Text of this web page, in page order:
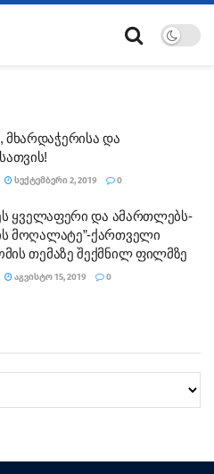
და
ᲡᲔᲥᲢᲔᲛᲑᲔᲠᲘ 2, 2019 0
ეს ყველაფერი და ამართლებს-
მოღალატე”-ქართველი
თემაზე შექმნილ ფილმზე
ᲐᲒᲕᲘᲡᲢᲝ 15, 2019 0